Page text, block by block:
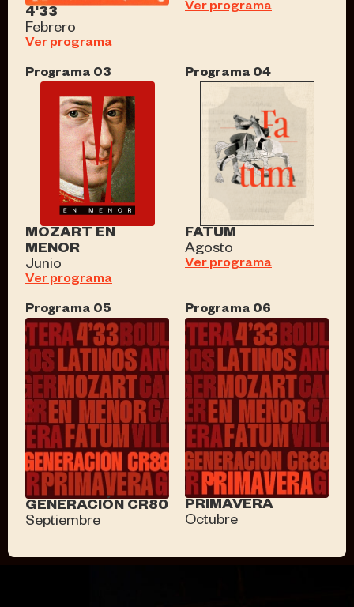
4'33
Febrero
Ver programa
Ver programa
Programa 03
MOZART EN
MENOR
Junio
Ver programa
Programa 04
FATUM
Agosto
Ver programa
Programa 05
GENERACIÓN CR80
Septiembre
Programa 06
PRIMAVERA
Octubre